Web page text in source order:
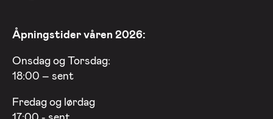
Åpningstider våren 2026:
Onsdag og Torsdag:
18:00 – sent
Fredag og lørdag
17:00 - sent